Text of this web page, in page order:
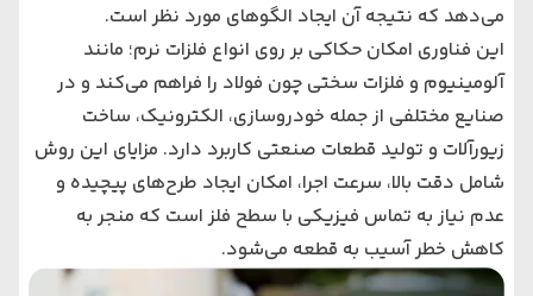
می‌دهد که نتیجه آن ایجاد الگوهای مورد نظر است.
این فناوری امکان حکاکی بر روی انواع فلزات نرم؛ مانند
آلومینیوم و فلزات سختی چون فولاد را فراهم می‌کند و در
صنایع مختلفی از جمله خودروسازی، الکترونیک، ساخت
زیورآلات و تولید قطعات صنعتی کاربرد دارد. مزایای این روش
شامل دقت بالا، سرعت اجرا، امکان ایجاد طرح‌های پیچیده و
عدم نیاز به تماس فیزیکی با سطح فلز است که منجر به
کاهش خطر آسیب به قطعه می‌شود.